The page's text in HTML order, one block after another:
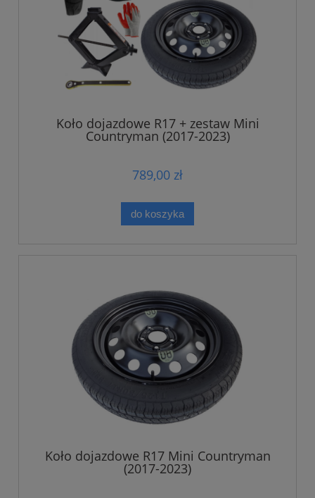
Koło dojazdowe R17 + zestaw Mini
Countryman (2017-2023)
789,00 zł
do koszyka
Koło dojazdowe R17 Mini Countryman
(2017-2023)